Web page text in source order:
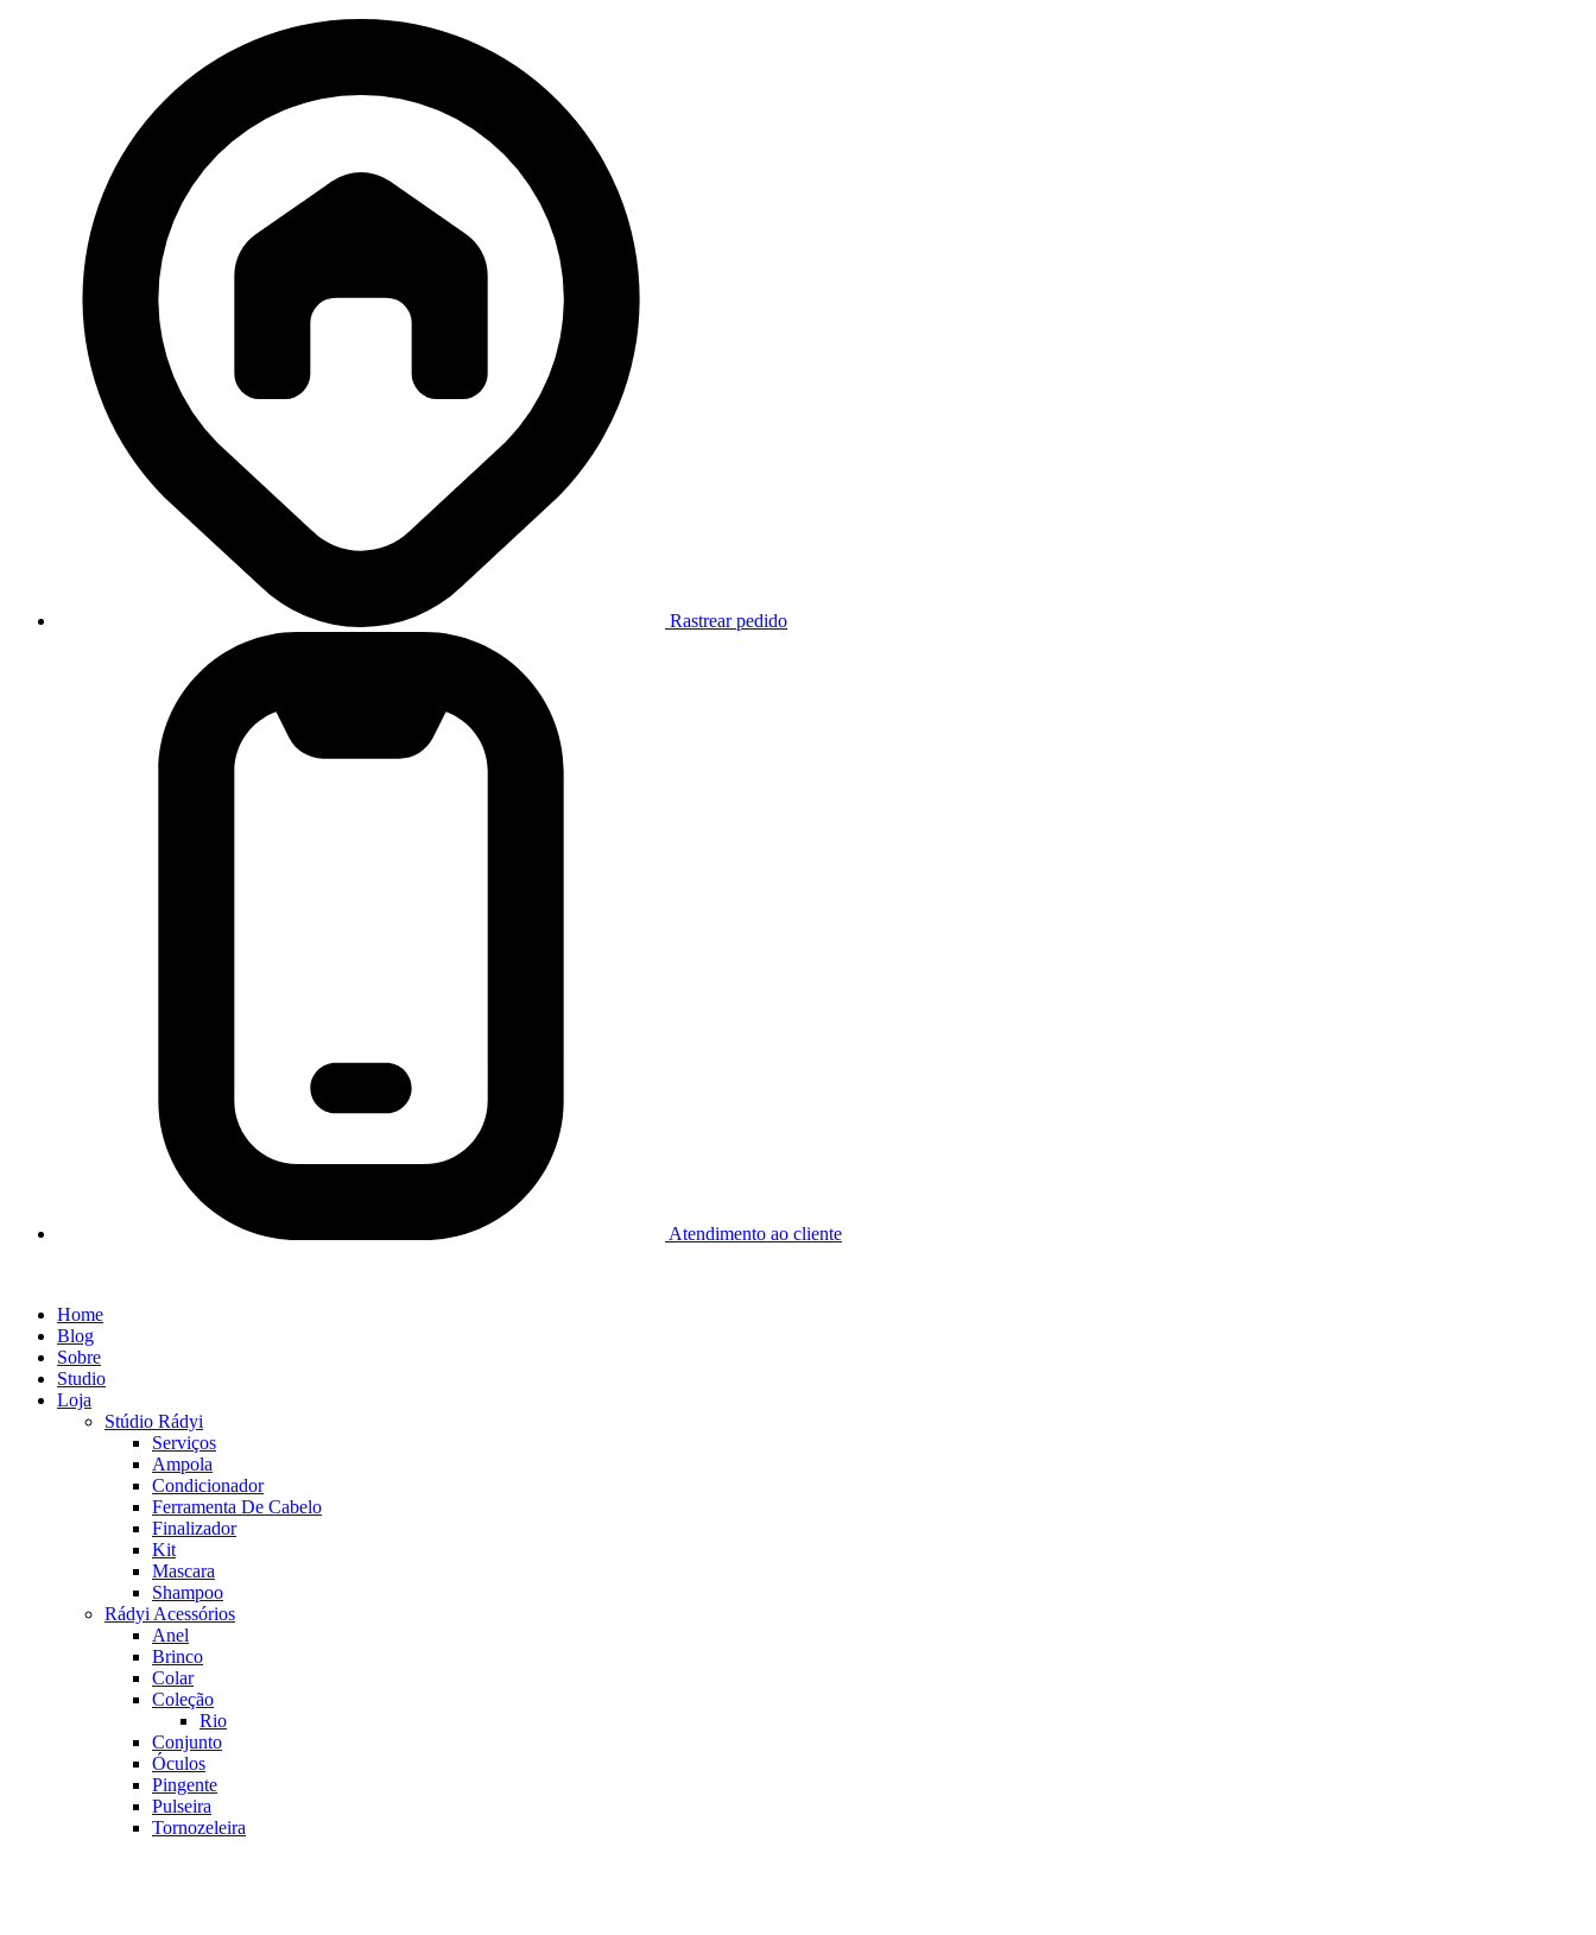
Rastrear pedido
Atendimento ao cliente
Home
Blog
Sobre
Studio
Loja
Stúdio Rádyi
Serviços
Ampola
Condicionador
Ferramenta De Cabelo
Finalizador
Kit
Mascara
Shampoo
Rádyi Acessórios
Anel
Brinco
Colar
Coleção
Rio
Conjunto
Óculos
Pingente
Pulseira
Tornozeleira